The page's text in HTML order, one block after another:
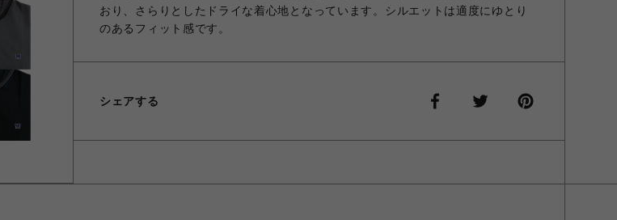
おり、さらりとしたドライな着心地となっています。シルエットは適度にゆとり
のあるフィット感です。
シェアする